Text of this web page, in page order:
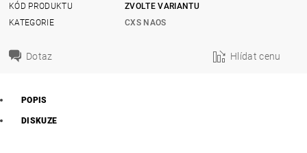
KÓD PRODUKTU
ZVOLTE VARIANTU
KATEGORIE
CXS NAOS
Dotaz Hlídat cenu
POPIS
DISKUZE